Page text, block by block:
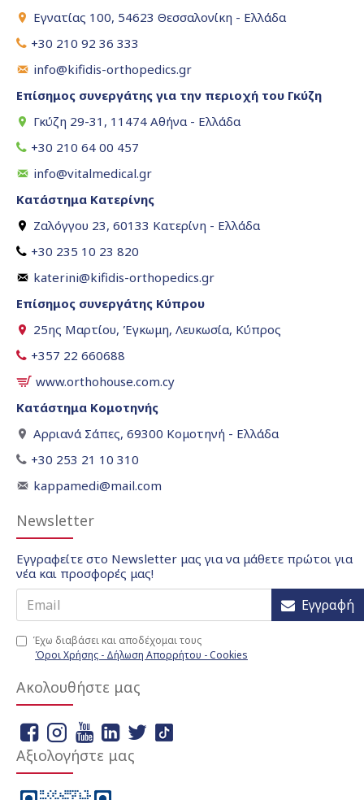
Εγνατίας 100, 54623 Θεσσαλονίκη - Ελλάδα
+30 210 92 36 333
info@kifidis-orthopedics.gr
Επίσημος συνεργάτης για την περιοχή του Γκύζη
Γκύζη 29-31, 11474 Αθήνα - Ελλάδα
+30 210 64 00 457
info@vitalmedical.gr
Κατάστημα Κατερίνης
Ζαλόγγου 23, 60133 Κατερίνη - Ελλάδα
+30 235 10 23 820
katerini@kifidis-orthopedics.gr
Επίσημος συνεργάτης Κύπρου
25ης Μαρτίου, Έγκωμη, Λευκωσία, Κύπρος
+357 22 660688
www.orthohouse.com.cy
Κατάστημα Κομοτηνής
Αρριανά Σάπες, 69300 Κομοτηνή - Ελλάδα
+30 253 21 10 310
kappamedi@mail.com
Newsletter
Εγγραφείτε στο Newsletter μας για να μάθετε πρώτοι για
νέα και προσφορές μας!
Εγγραφή
Έχω διαβάσει και αποδέχομαι τους
Όροι Χρήσης - Δήλωση Απορρήτου - Cookies
Ακολουθήστε μας
Αξιολογήστε μας